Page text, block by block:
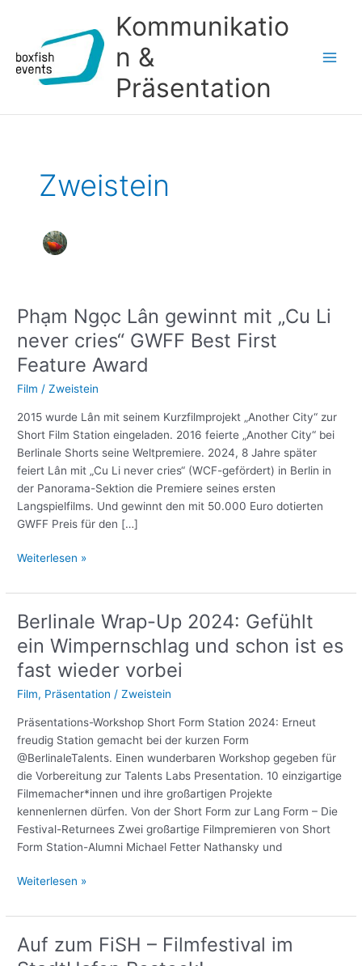
springen
Kommunikatio
n &
Präsentation
Zweistein
Phạm Ngọc Lân gewinnt mit „Cu Li
never cries“ GWFF Best First
Feature Award
Film /Zweistein
2015 wurde Lân mit seinem Kurzfilmprojekt „Another City“ zur
Short Film Station eingeladen. 2016 feierte „Another City“ bei
Berlinale Shorts seine Weltpremiere. 2024, 8 Jahre später
feiert Lân mit „Cu Li never cries“ (WCF-gefördert) in Berlin in
der Panorama-Sektion die Premiere seines ersten
Langspielfilms. Und gewinnt den mit 50.000 Euro dotierten
GWFF Preis für den […]
Phạm
Lân
gewinnt
mit
„Cu
Li
never
cries“
GWFF
Best
First
Feature
Award
Weiterlesen »
Berlinale Wrap-Up 2024: Gefühlt
ein Wimpernschlag und schon ist es
fast wieder vorbei
Film, Präsentation /Zweistein
Präsentations-Workshop Short Form Station 2024: Erneut
freudig Station gemacht bei der kurzen Form
@BerlinaleTalents. Einen wunderbaren Workshop gegeben für
die Vorbereitung zur Talents Labs Presentation. 10 einzigartige
Filmemacher*innen und ihre großartigen Projekte
kennenlernen dürfen. Von der Short Form zur Lang Form – Die
Festival-Returnees Zwei großartige Filmpremieren von Short
Form Station-Alumni Michael Fetter Nathansky und
Berlinale
Up
2024:
Gefühlt
Weiterlesen »
Auf zum FiSH – Filmfestival im